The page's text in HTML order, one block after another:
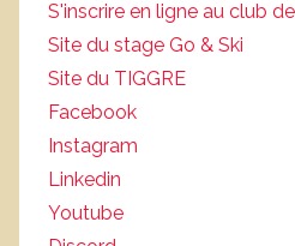
S'inscrire en ligne au club
Site du stage Go & Ski
Site du TIGGRE
Facebook
Instagram
Linkedin
Youtube